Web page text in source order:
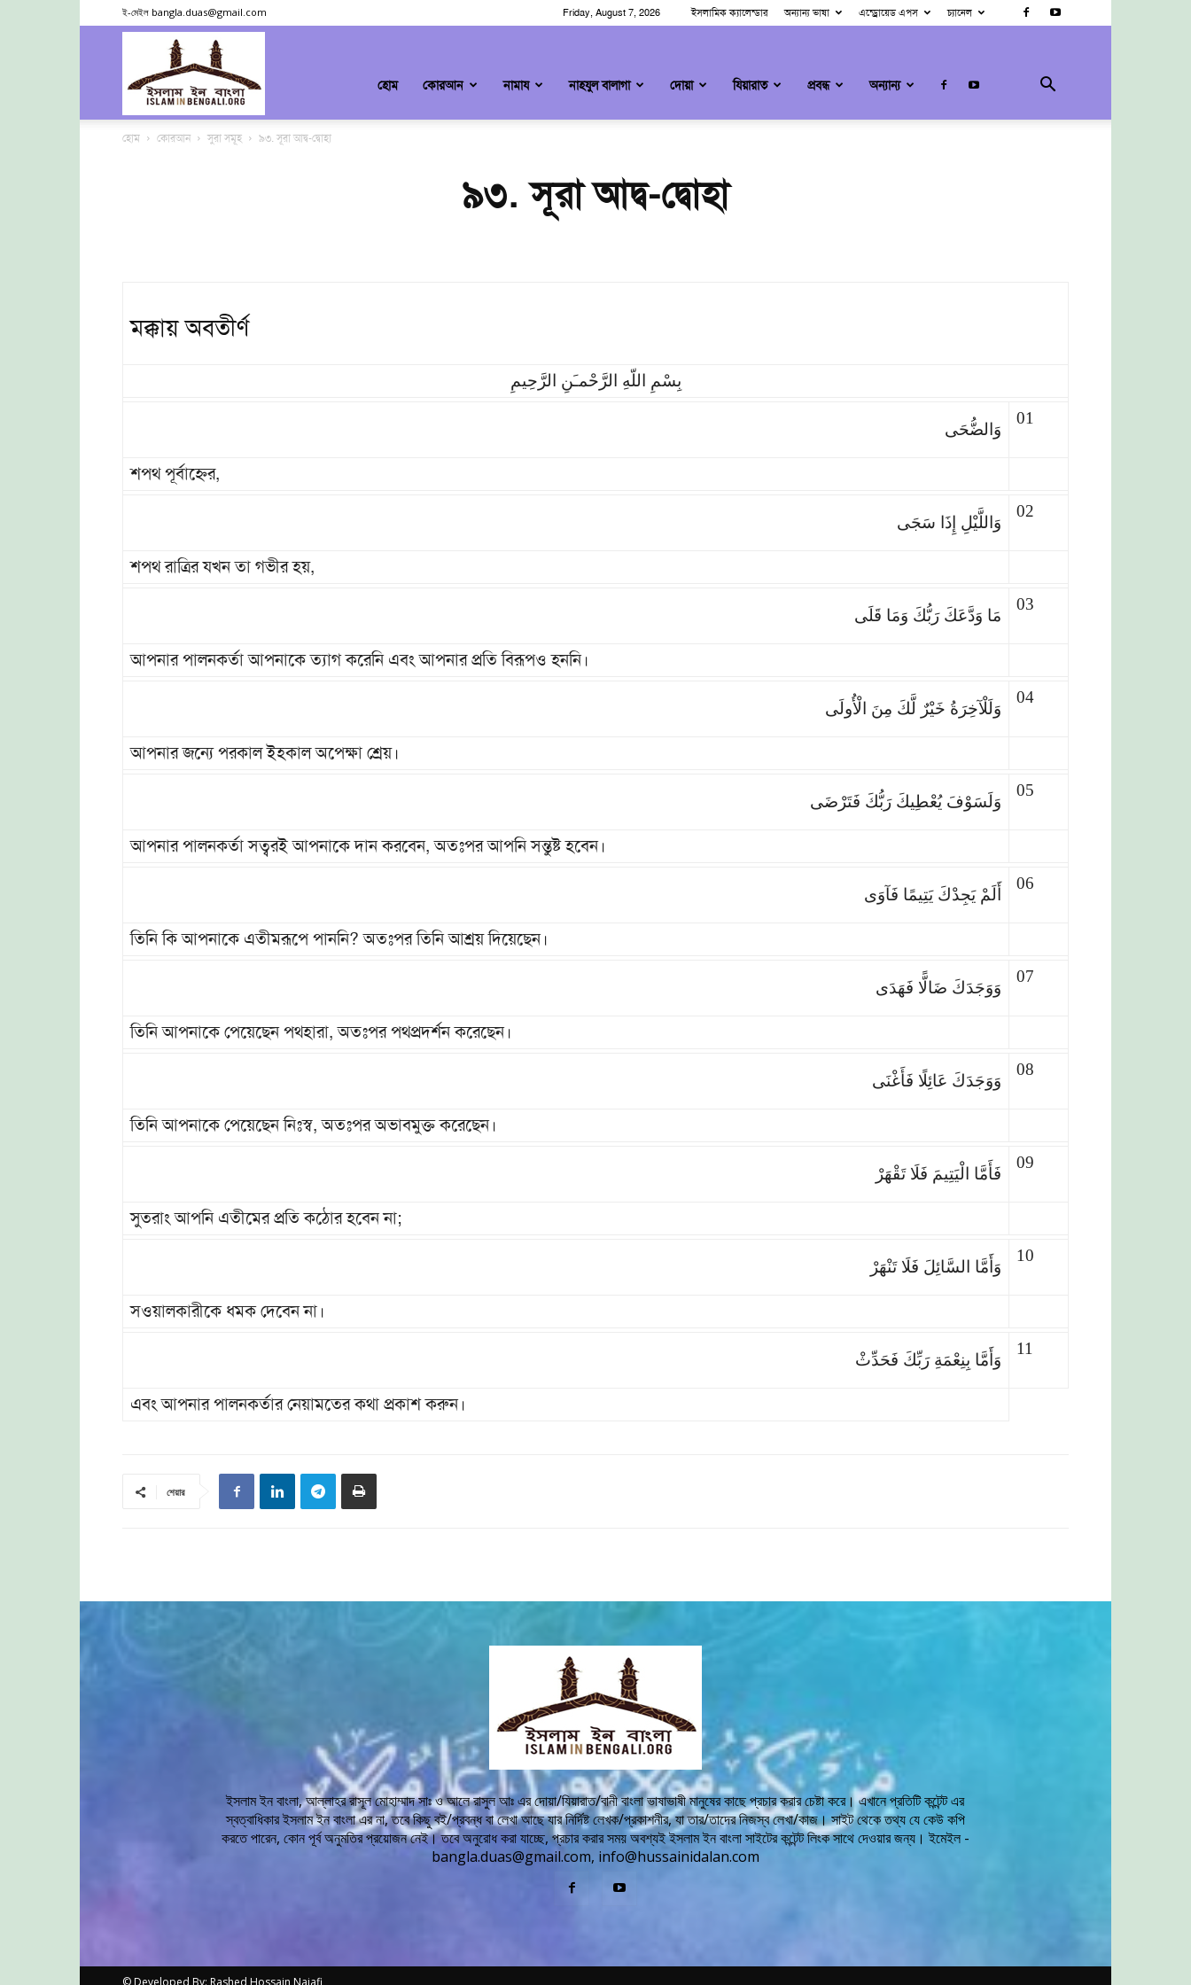
Friday, August 7, 2026 ইসলামিক ক্যালেন্ডার অন্যান্য ভাষা এন্ড্রোয়েড এপস চ্যানেল
ই-মেইল bangla.duas@gmail.com
হোম কোরআন নামায নাহযুল বালাগা দোয়া যিয়ারাত প্রবন্ধ অন্যান্য
হোম কোরআন সুরা সমূহ ৯৩. সূরা আদ্ব-দ্বোহা
৯৩. সূরা আদ্ব-দ্বোহা
মক্কায় অবতীর্ণ
بِسْمِ اللّهِ الرَّحْمـَنِ الرَّحِيمِ
وَالضُّحَى
01
শপথ পূর্বাহ্নের,
وَاللَّيْلِ إِذَا سَجَى
02
শপথ রাত্রির যখন তা গভীর হয়,
مَا وَدَّعَكَ رَبُّكَ وَمَا قَلَى
03
আপনার পালনকর্তা আপনাকে ত্যাগ করেনি এবং আপনার প্রতি বিরূপও হননি।
وَلَلْآخِرَةُ خَيْرٌ لَّكَ مِنَ الْأُولَى
04
আপনার জন্যে পরকাল ইহকাল অপেক্ষা শ্রেয়।
وَلَسَوْفَ يُعْطِيكَ رَبُّكَ فَتَرْضَى
05
আপনার পালনকর্তা সত্বরই আপনাকে দান করবেন, অতঃপর আপনি সন্তুষ্ট হবেন।
أَلَمْ يَجِدْكَ يَتِيمًا فَآوَى
06
তিনি কি আপনাকে এতীমরূপে পাননি? অতঃপর তিনি আশ্রয় দিয়েছেন।
وَوَجَدَكَ ضَالًّا فَهَدَى
07
তিনি আপনাকে পেয়েছেন পথহারা, অতঃপর পথপ্রদর্শন করেছেন।
وَوَجَدَكَ عَائِلًا فَأَغْنَى
08
তিনি আপনাকে পেয়েছেন নিঃস্ব, অতঃপর অভাবমুক্ত করেছেন।
فَأَمَّا الْيَتِيمَ فَلَا تَقْهَرْ
09
সুতরাং আপনি এতীমের প্রতি কঠোর হবেন না;
وَأَمَّا السَّائِلَ فَلَا تَنْهَرْ
10
সওয়ালকারীকে ধমক দেবেন না।
وَأَمَّا بِنِعْمَةِ رَبِّكَ فَحَدِّثْ
11
এবং আপনার পালনকর্তার নেয়ামতের কথা প্রকাশ করুন।
শেয়ার
ইসলাম ইন বাংলা, আল্লাহর রাসূল মোহাম্মাদ সাঃ ও আলে রাসুল আঃ এর দোয়া/যিয়ারাত/বানী বাংলা ভাষাভাষী মানুষের কাছে প্রচার করার চেষ্টা করে। এখানে প্রতিটি কন্টেন্ট এর
স্বত্বাধিকার ইসলাম ইন বাংলা এর না, তবে কিছু বই/প্রবন্ধ বা লেখা আছে যার নির্দিষ্ট লেখক/প্রকাশনীর, যা তার/তাদের নিজস্ব লেখা/কাজ। সাইট থেকে তথ্য যে কেউ কপি
করতে পারেন, কোন পূর্ব অনুমতির প্রয়োজন নেই। তবে অনুরোধ করা যাচ্ছে, প্রচার করার সময় অবশ্যই ইসলাম ইন বাংলা সাইটের কন্টেন্ট লিংক সাথে দেওয়ার জন্য। ইমেইল -
bangla.duas@gmail.com, info@hussainidalan.com
© Developed By: Rashed Hossain Najafi